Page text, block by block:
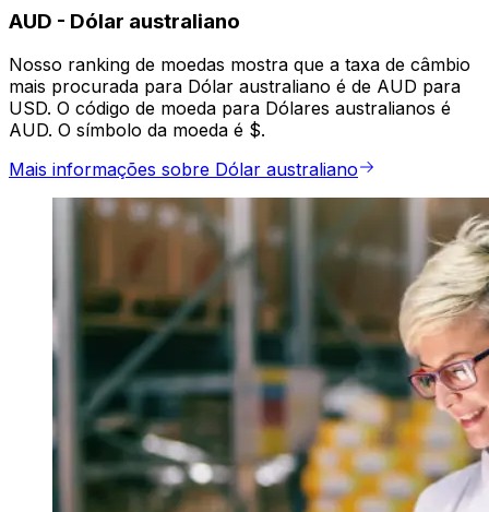
AUD - Dólar australiano
Nosso ranking de moedas mostra que a taxa de câmbio
mais procurada para Dólar australiano é de AUD para
USD. O código de moeda para Dólares australianos é
AUD. O símbolo da moeda é $.
Mais informações sobre Dólar australiano